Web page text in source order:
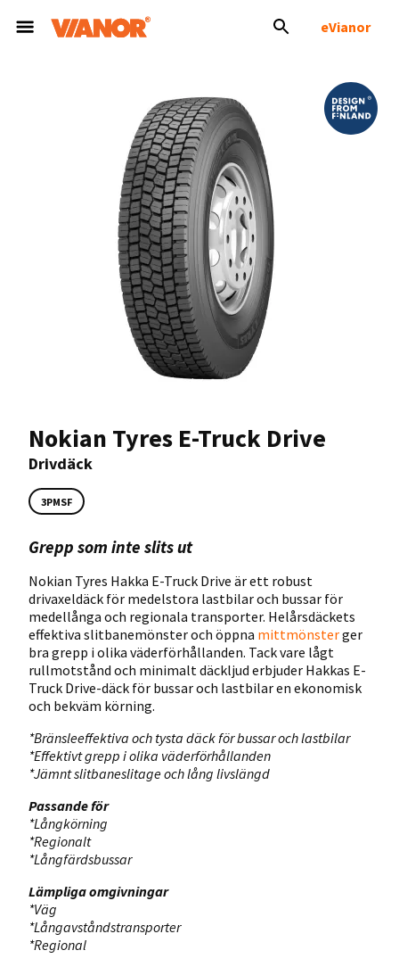
eVianor
Nokian Tyres E-Truck Drive
Drivdäck
3PMSF
Grepp som inte slits ut
Nokian Tyres Hakka E-Truck Drive är ett robust
drivaxeldäck för medelstora lastbilar och bussar för
medellånga och regionala transporter. Helårsdäckets
effektiva slitbanemönster och öppna mittmönsterger
bra grepp i olika väderförhållanden. Tack vare lågt
rullmotstånd och minimalt däckljud erbjuder Hakkas E-
Truck Drive-däck för bussar och lastbilar en ekonomisk
och bekväm körning.
*Bränsleeffektiva och tysta däck för bussar och lastbilar
*Effektivt grepp i olika väderförhållanden
*Jämnt slitbaneslitage och lång livslängd
Passande för
*Långkörning
*Regionalt
*Långfärdsbussar
Lämpliga omgivningar
*Väg
*Långavståndstransporter
*Regional